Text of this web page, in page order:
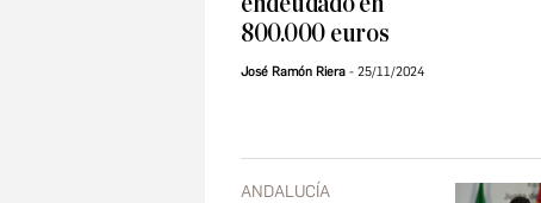
800.000 euros
José Ramón Riera 25/11/2024
ANDALUCÍA